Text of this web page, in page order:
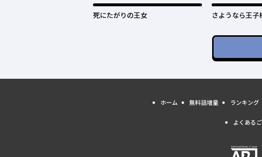
死にたがりの王女
さようなら王
ホーム 無料話増量 ランキング
よくある